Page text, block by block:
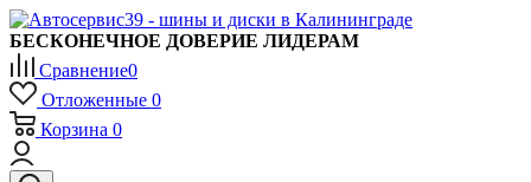
БЕСКОНЕЧНОЕ ДОВЕРИЕ ЛИДЕРАМ
Сравнение0
Отложенные 0
Корзина 0